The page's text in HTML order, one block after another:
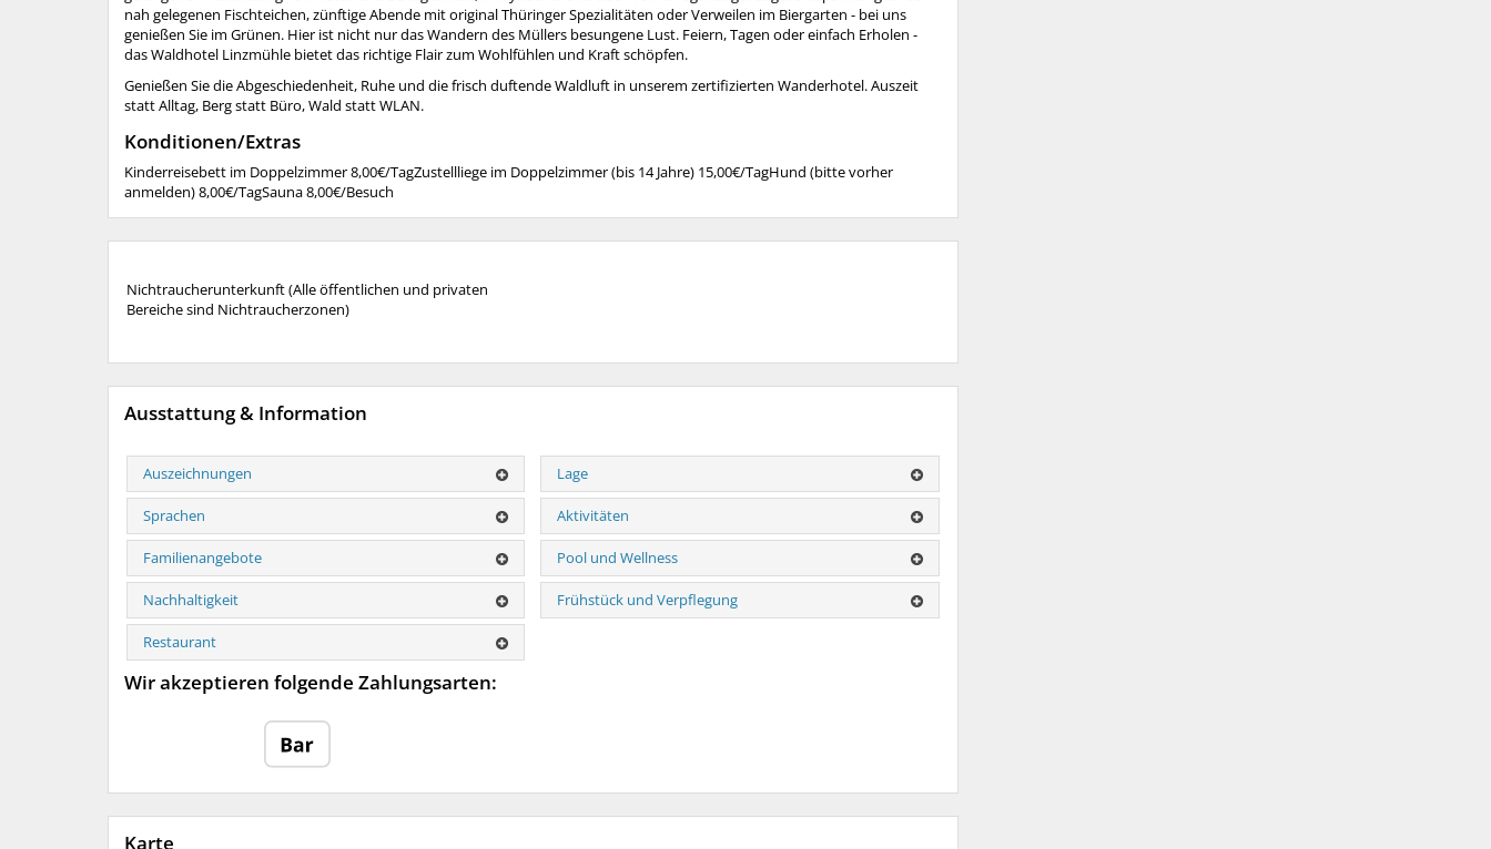
nah gelegenen Fischteichen, zünftige Abende mit original Thüringer Spezialitäten oder Verweilen im Biergarten - bei uns
genießen Sie im Grünen. Hier ist nicht nur das Wandern des Müllers besungene Lust. Feiern, Tagen oder einfach Erholen -
das Waldhotel Linzmühle bietet das richtige Flair zum Wohlfühlen und Kraft schöpfen.
Genießen Sie die Abgeschiedenheit, Ruhe und die frisch duftende Waldluft in unserem zertifizierten Wanderhotel. Auszeit
statt Alltag, Berg statt Büro, Wald statt WLAN.
Konditionen/Extras
Kinderreisebett im Doppelzimmer 8,00€/TagZustellliege im Doppelzimmer (bis 14 Jahre) 15,00€/TagHund (bitte vorher
anmelden) 8,00€/TagSauna 8,00€/Besuch
Nichtraucherunterkunft (Alle öffentlichen und privaten
Bereiche sind Nichtraucherzonen)
Ausstattung & Information
Auszeichnungen Lage
Sprachen Aktivitäten
Familienangebote Pool und Wellness
Nachhaltigkeit Frühstück und Verpflegung
Restaurant
Wir akzeptieren folgende Zahlungsarten:
Karte